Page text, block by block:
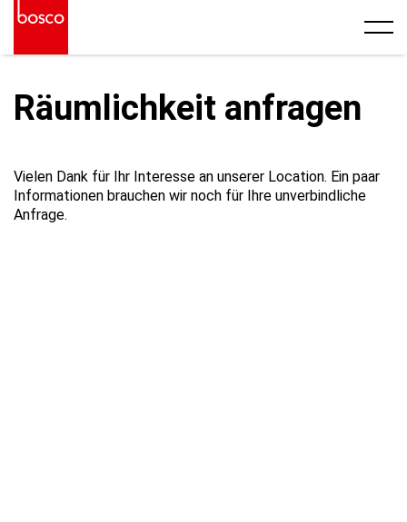
Räumlichkeit anfragen
Vielen Dank für Ihr Interesse an unserer Location. Ein paar
Informationen brauchen wir noch für Ihre unverbindliche
Anfrage.